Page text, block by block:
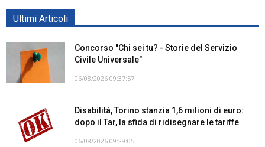
Ultimi Articoli
Concorso "Chi sei tu? - Storie del Servizio
Civile Universale"
06/08/2026 09:37:57
Disabilità, Torino stanzia 1,6 milioni di euro:
dopo il Tar, la sfida di ridisegnare le tariffe
06/08/2026 09:29:05